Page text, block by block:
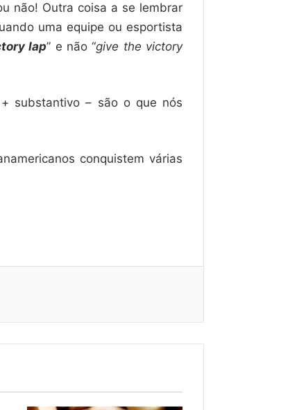
não! Outra coisa a se lembrar
uma equipe ou esportista
lap” e não “give the victory
substantivo – são o que nós
conquistem várias